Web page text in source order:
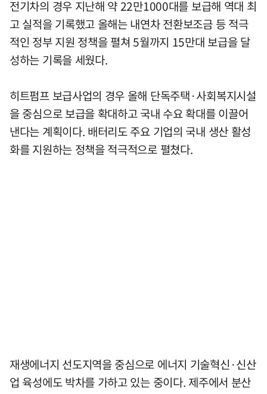
전기차의 경우 지난해 약 22만1000대를 보급해 역대 최
고 실적을 기록했고 올해는 내연차 전환보조금 등 적극
적인 정부 지원 정책을 펼쳐 5월까지 15만대 보급을 달
성하는 기록을 세웠다.
히트펌프 보급사업의 경우 올해 단독주택·사회복지시설
을 중심으로 보급을 확대하고 국내 수요 확대를 이끌어
낸다는 계획이다. 배터리도 주요 기업의 국내 생산 활성
화를 지원하는 정책을 적극적으로 펼쳤다.
재생에너지 선도지역을 중심으로 에너지 기술혁신·신산
업 육성에도 박차를 가하고 있는 중이다. 제주에서 분산